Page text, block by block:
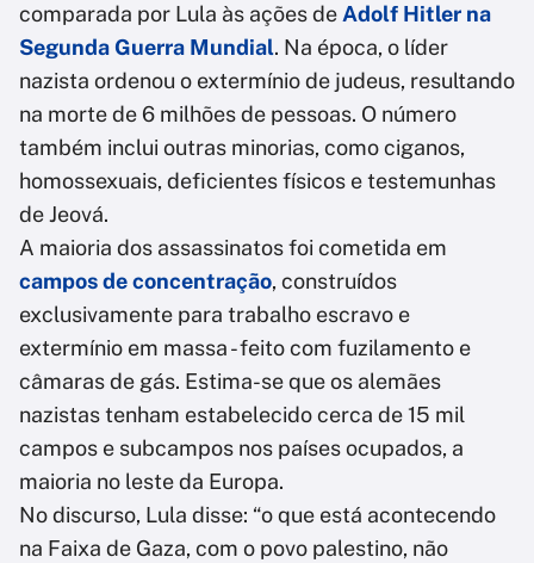
comparada por Lula às ações deAdolf Hitler na
Segunda Guerra Mundial. Na época, o líder
nazista ordenou o extermínio de judeus, resultando
na morte de 6 milhões de pessoas. O número
também inclui outras minorias, como ciganos,
homossexuais, deficientes físicos e testemunhas
de Jeová.
A maioria dos assassinatos foi cometida em
campos de concentração, construídos
exclusivamente para trabalho escravo e
extermínio em massa - feito com fuzilamento e
câmaras de gás. Estima-se que os alemães
nazistas tenham estabelecido cerca de 15 mil
campos e subcampos nos países ocupados, a
maioria no leste da Europa.
No discurso, Lula disse: “o que está acontecendo
na Faixa de Gaza, com o povo palestino, não